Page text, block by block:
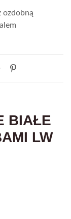
ozdobną
BIAŁE
LW